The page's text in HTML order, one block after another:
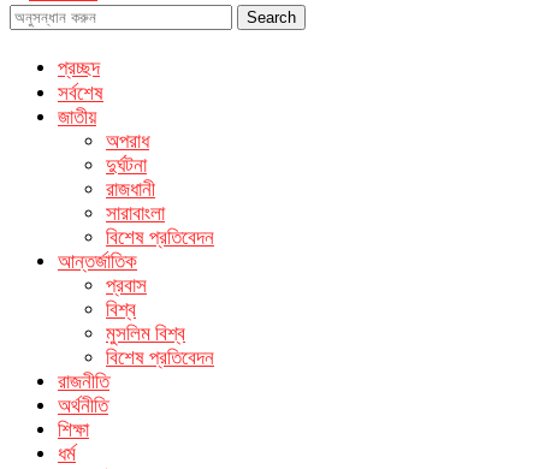
Search
প্রচ্ছদ
সর্বশেষ
জাতীয়
অপরাধ
দুর্ঘটনা
রাজধানী
সারাবাংলা
বিশেষ প্রতিবেদন
আন্তর্জাতিক
প্রবাস
বিশ্ব
মুসলিম বিশ্ব
বিশেষ প্রতিবেদন
রাজনীতি
অর্থনীতি
শিক্ষা
ধর্ম